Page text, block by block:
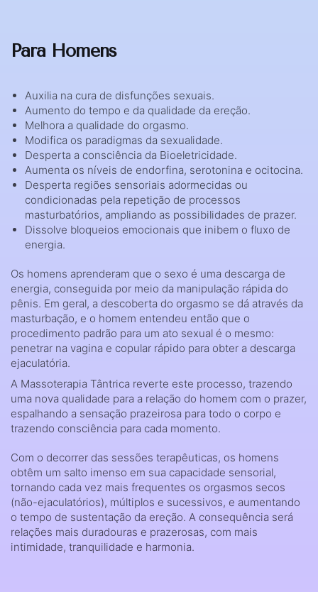
Para Homens
Auxilia na cura de disfunções sexuais.
Aumento do tempo e da qualidade da ereção.
Melhora a qualidade do orgasmo.
Modifica os paradigmas da sexualidade.
Desperta a consciência da Bioeletricidade.
Aumenta os níveis de endorfina, serotonina e ocitocina.
Desperta regiões sensoriais adormecidas ou
condicionadas pela repetição de processos
masturbatórios, ampliando as possibilidades de prazer.
Dissolve bloqueios emocionais que inibem o fluxo de
energia.
Os homens aprenderam que o sexo é uma descarga de
energia, conseguida por meio da manipulação rápida do
pênis. Em geral, a descoberta do orgasmo se dá através da
masturbação, e o homem entendeu então que o
procedimento padrão para um ato sexual é o mesmo:
penetrar na vagina e copular rápido para obter a descarga
ejaculatória.
A Massoterapia Tântrica reverte este processo, trazendo
uma nova qualidade para a relação do homem com o prazer,
espalhando a sensação prazeirosa para todo o corpo e
trazendo consciência para cada momento.
Com o decorrer das sessões terapêuticas, os homens
obtêm um salto imenso em sua capacidade sensorial,
tornando cada vez mais frequentes os orgasmos secos
(não-ejaculatórios), múltiplos e sucessivos, e aumentando
o tempo de sustentação da ereção. A consequência será
relações mais duradouras e prazerosas, com mais
intimidade, tranquilidade e harmonia.